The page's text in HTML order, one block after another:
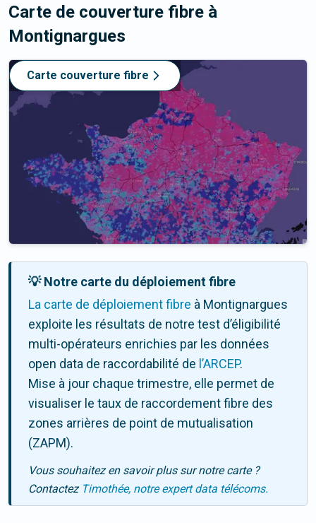
Carte de couverture fibre à
Montignargues
Carte couverture fibre
💡 Notre carte du déploiement fibre
La carte de déploiement fibre à Montignargues
exploite les résultats de notre test d’éligibilité
multi-opérateurs enrichies par les données
open data de raccordabilité de l’ARCEP.
Mise à jour chaque trimestre, elle permet de
visualiser le taux de raccordement fibre des
zones arrières de point de mutualisation
(ZAPM).
Vous souhaitez en savoir plus sur notre carte ?
Contactez Timothée, notre expert data télécoms.